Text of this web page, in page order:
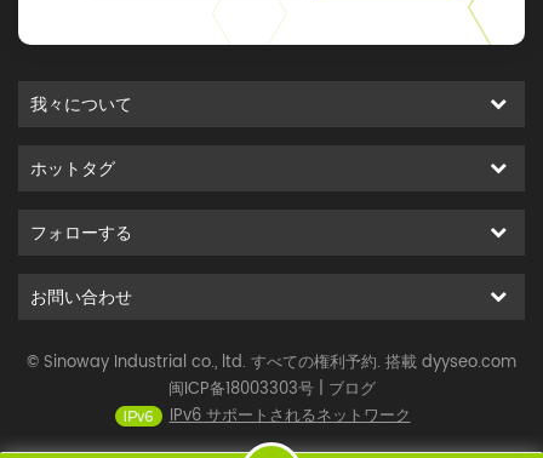
我々について
ホットタグ
フォローする
お問い合わせ
© Sinoway Industrial co., ltd. すべての権利予約. 搭載dyyseo.com
闽ICP备18003303号| ブログ
IPv6 サポートされるネットワーク